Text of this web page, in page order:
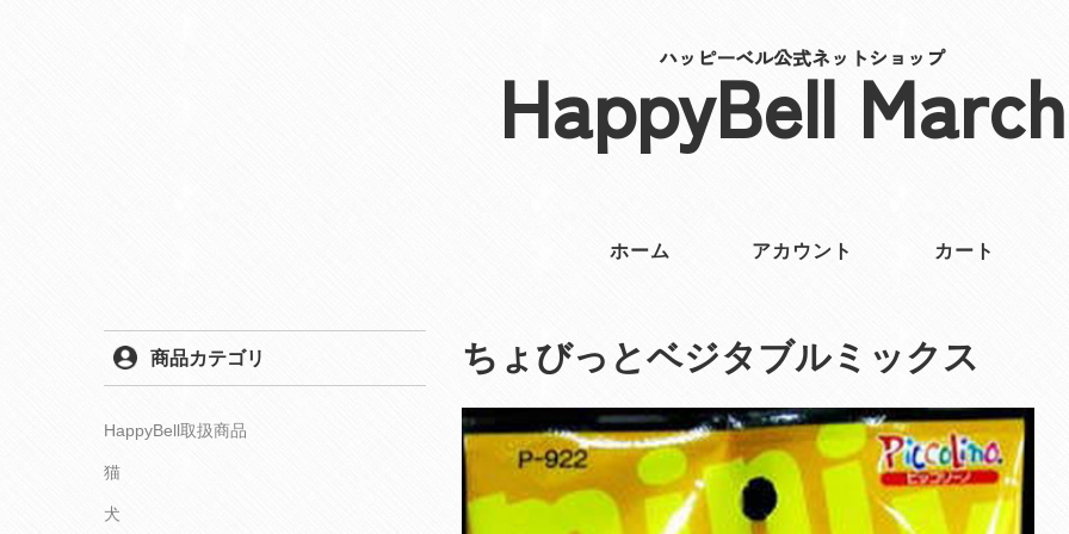
ハッピーベル公式ネットショップ
HappyBell
ホーム アカウント カート
ちょびっとベジタブルミックス
商品カテゴリ
HappyBell取扱商品
猫
犬